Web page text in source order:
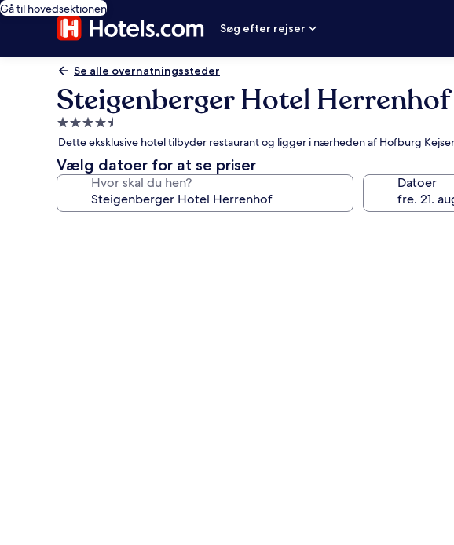
Gå til hovedsektionen
Søg efter rejser
Se alle overnatningssteder
Steigenberger Hotel Herrenhof
4.5-
stjernet
overnatningssted
Dette eksklusive hotel tilbyder restaurant og ligger i nærheden af Hofburg
Vælg datoer for at se priser
Hvor skal du hen? Datoer